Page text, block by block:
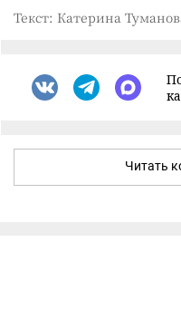
Текст: Катерина
Читать